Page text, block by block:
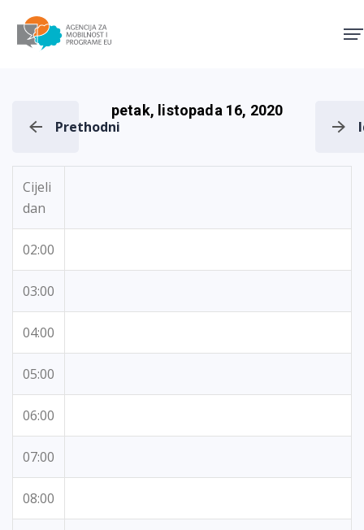
Prethodni
petak, listopada 16, 2020
Cijeli
dan
02:00
03:00
04:00
05:00
06:00
07:00
08:00